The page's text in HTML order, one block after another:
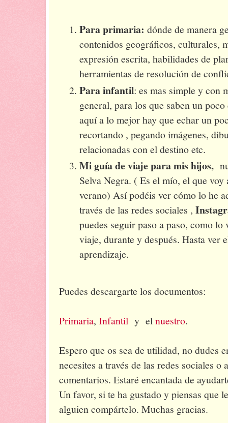
Para primaria: dónde de manera
contenidos geográficos, culturales,
expresión escrita, habilidades de
herramientas de resolución de
Para infantil: es mas simple y con
general, para los que saben un
aquí a lo mejor hay que echar un
recortando , pegando imágenes,
relacionadas con el destino etc.
Mi guía de viaje para mis hijos,
Selva Negra. ( Es el mío, el que voy
verano) Así podéis ver cómo lo he
través de las redes sociales ,
puedes seguir paso a paso, como lo
viaje, durante y después. Hasta ver
aprendizaje.
Puedes descargarte los documentos:
Primaria, Infantil y elnuestro.
Espero que os sea de utilidad, no dudes
necesites a través de las redes sociales o
comentarios. Estaré encantada de
Un favor, si te ha gustado y piensas que
alguien compártelo. Muchas gracias.